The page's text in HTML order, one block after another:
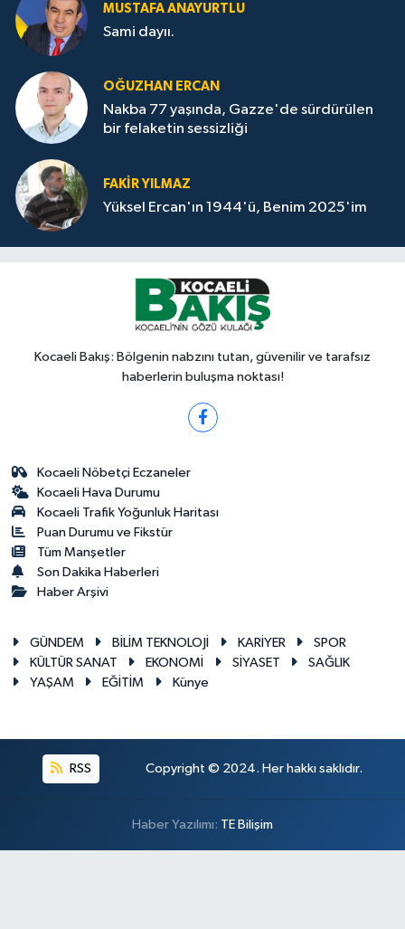
MUSTAFA ANAYURTLU
Sami dayıı.
OĞUZHAN ERCAN
Nakba 77 yaşında, Gazze'de sürdürülen
bir felaketin sessizliği
FAKİR YILMAZ
Yüksel Ercan'ın 1944'ü, Benim 2025'im
Kocaeli Bakış: Bölgenin nabzını tutan, güvenilir ve tarafsız
haberlerin buluşma noktası!
Kocaeli Nöbetçi Eczaneler
Kocaeli Hava Durumu
Kocaeli Trafik Yoğunluk Haritası
Puan Durumu ve Fikstür
Tüm Manşetler
Son Dakika Haberleri
Haber Arşivi
GÜNDEM BİLİM TEKNOLOJİ KARİYER
SPOR
KÜLTÜR SANAT
EKONOMİ SİYASET
SAĞLIK
YAŞAM
EĞİTİM Künye
RSS Copyright © 2024. Her hakkı saklıdır.
Haber Yazılımı: TE Bilişim